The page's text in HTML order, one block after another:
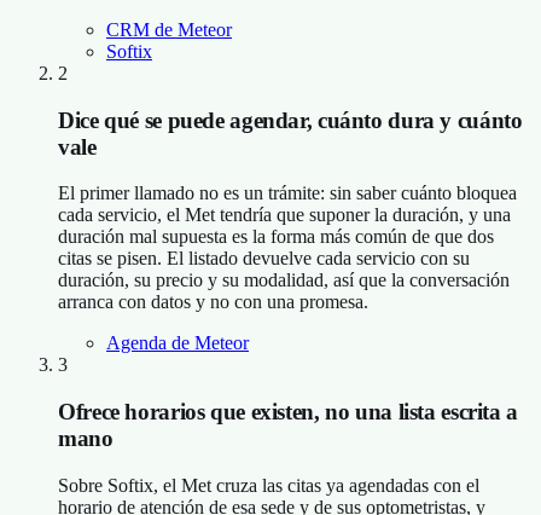
CRM de Meteor
Softix
2
Dice qué se puede agendar, cuánto dura y cuánto
vale
El primer llamado no es un trámite: sin saber cuánto bloquea
cada servicio, el Met tendría que suponer la duración, y una
duración mal supuesta es la forma más común de que dos
citas se pisen. El listado devuelve cada servicio con su
duración, su precio y su modalidad, así que la conversación
arranca con datos y no con una promesa.
Agenda de Meteor
3
Ofrece horarios que existen, no una lista escrita a
mano
Sobre Softix, el Met cruza las citas ya agendadas con el
horario de atención de esa sede y de sus optometristas, y